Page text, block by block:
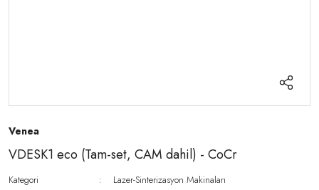
Venea
VDESK1 eco (Tam-set, CAM dahil) - CoCr
Kategori
Lazer-Sinterizasyon Makinaları